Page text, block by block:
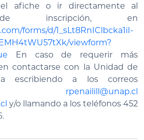
afiche o ir directamente al
inscripción, en
forms/d/1_sLt8RnIClbcka1iI-
viewform?
En caso de requerir más
contactarse con la Unidad de
escribiendo a los correos
rpenailill@unap.cl
y/o llamando a los teléfonos 452